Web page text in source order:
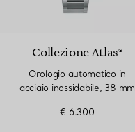
Collezione Atlas®
Orologio automatico in
acciaio inossidabile, 38 mm
€ 6.300